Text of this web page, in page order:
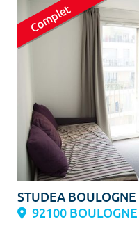
STUDEA BOULOGNE
92100